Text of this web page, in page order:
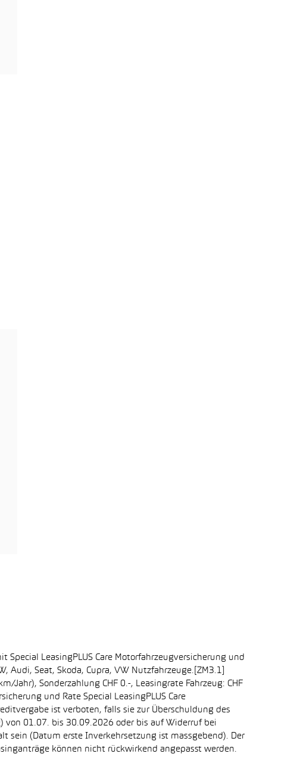
Special LeasingPLUS Care Motorfahrzeugversicherung und
Audi, Seat, Skoda, Cupra, VW Nutzfahrzeuge.[ZM3.1]
Jahr), Sonderzahlung CHF 0.-, Leasingrate Fahrzeug: CHF
und Rate Special LeasingPLUS Care
ist verboten, falls sie zur Überschuldung des
von 01.07. bis 30.09.2026 oder bis auf Widerruf bei
sein (Datum erste Inverkehrsetzung ist massgebend). Der
können nicht rückwirkend angepasst werden.